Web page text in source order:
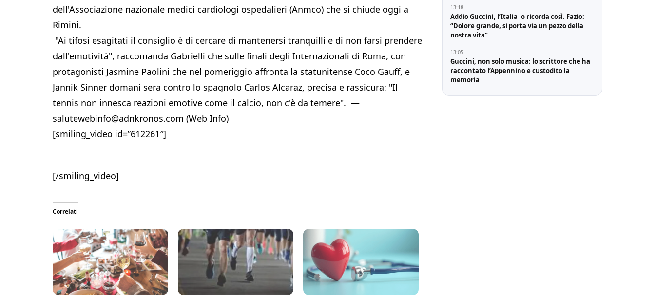
dell'Associazione nazionale medici cardiologi ospedalieri (Anmco) che si chiude oggi a
Rimini.
"Ai tifosi esagitati il consiglio è di cercare di mantenersi tranquilli e di non farsi prendere
dall'emotività", raccomanda Gabrielli che sulle finali degli Internazionali di Roma, con
protagonisti Jasmine Paolini che nel pomeriggio affronta la statunitense Coco Gauff, e
Jannik Sinner domani sera contro lo spagnolo Carlos Alcaraz, precisa e rassicura: "Il
tennis non innesca reazioni emotive come il calcio, non c'è da temere". —
salutewebinfo@adnkronos.com (Web Info)
[smiling_video id=”612261″]
[/smiling_video]
Correlati
13:18
Addio Guccini, l’Italia lo ricorda così. Fazio:
“Dolore grande, si porta via un pezzo della
nostra vita”
13:05
Guccini, non solo musica: lo scrittore che ha
raccontato l’Appennino e custodito la
memoria